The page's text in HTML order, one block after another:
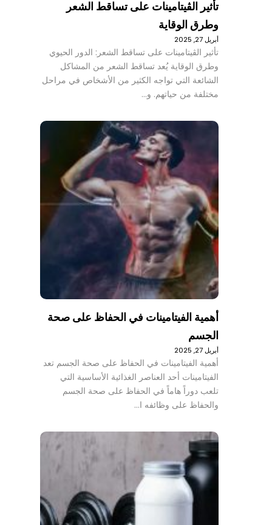
تأثير الڤيتامينات على تساقط الشعر
وطرق الوقاية
أبريل 27, 2025
تأثير الڤيتامينات على تساقط الشعر: الدور الحيوي
وطرق الوقاية يُعد تساقط الشعر من المشاكل
الشائعة التي تواجه الكثير من الأشخاص في مراحل
مختلفة من حياتهم. و…
أهمية الفيتامينات في الحفاظ على صحة
الجسم
أبريل 27, 2025
أهمية الفيتامينات في الحفاظ على صحة الجسم تعد
الفيتامينات أحد العناصر الغذائية الأساسية التي
تلعب دوراً هاماً في الحفاظ على صحة الجسم
والحفاظ على وظائفه ا…